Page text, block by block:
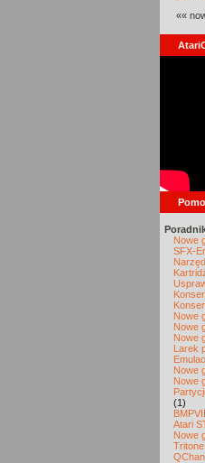
««
Nowe
SFX-
Nowe
Nowe
Nowe
Larek
Nowe
Nowe
(1)
Atari
Nowe